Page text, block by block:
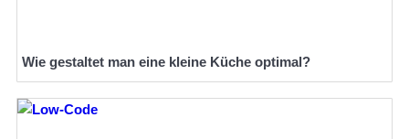
Wie gestaltet man eine kleine Küche optimal?